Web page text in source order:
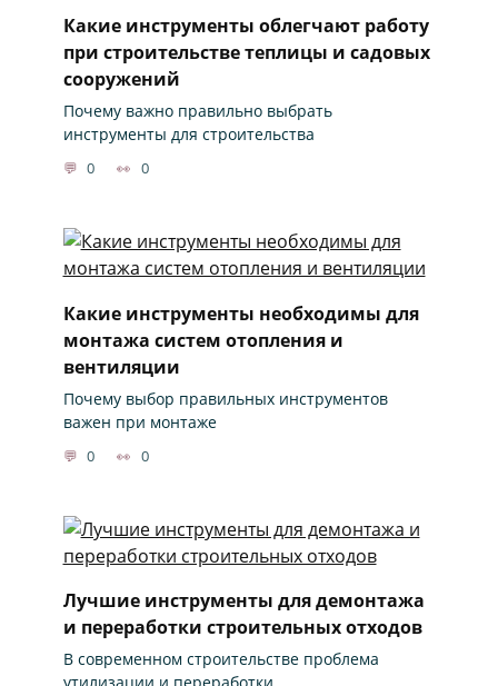
Какие инструменты облегчают работу
при строительстве теплицы и садовых
сооружений
Почему важно правильно выбрать
инструменты для строительства
0 0
Какие инструменты необходимы для
монтажа систем отопления и
вентиляции
Почему выбор правильных инструментов
важен при монтаже
0 0
Лучшие инструменты для демонтажа
и переработки строительных отходов
В современном строительстве проблема